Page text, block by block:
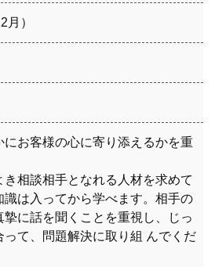
）
にお客様の心に寄り添えるかを重
相談相手となれる人材を求めて
識は入ってから学べます。相手の
に話を聞くことを重視し、じっ
って、問題解決に取り組 んでくだ